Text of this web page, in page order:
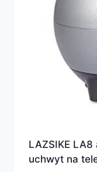
LAZSIKE
uchwyt na